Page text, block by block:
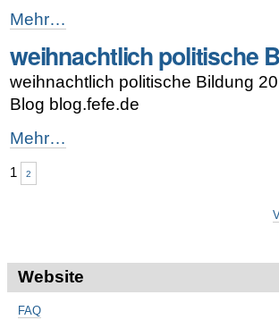
C3D2:
Einweihungs-
und
Weihnachtsfeier
-
Mehr…
weihnachtlich politische
weihnachtlich politische Bildung
Blog blog.fefe.de
weihnachtlich
politische
Bildung
2012
Mehr…
1 2
Website
FAQ